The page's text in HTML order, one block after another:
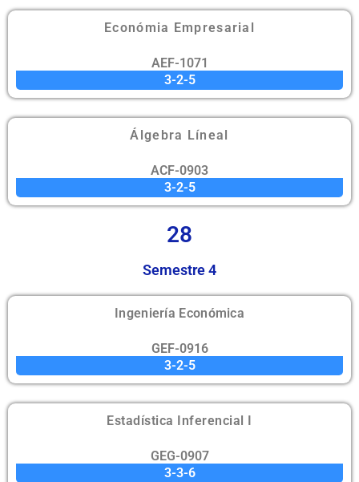
Económia Empresarial
AEF-1071
3-2-5
Álgebra Líneal
ACF-0903
3-2-5
28
Semestre 4
Ingeniería Económica
GEF-0916
3-2-5
Estadística Inferencial I
GEG-0907
3-3-6